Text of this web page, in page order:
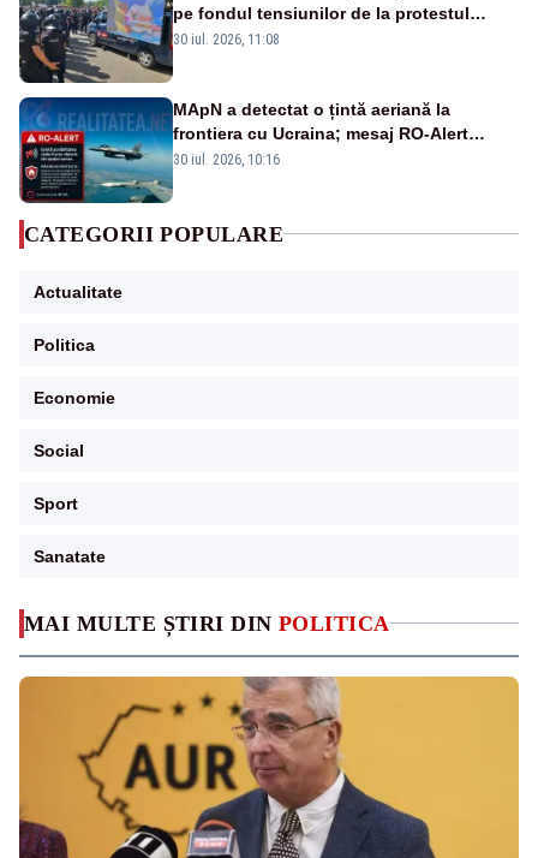
MAI MULTE ȘTIRI DIN POLITICA
pe fondul tensiunilor de la protestul
masiv al fermierilor - VIDEO
30 iul. 2026, 11:08
MApN a detectat o țintă aeriană la
frontiera cu Ucraina; mesaj RO-Alert
transmis în județul Tulcea
30 iul. 2026, 10:16
CATEGORII POPULARE
Actualitate
Politica
Economie
Social
Sport
Sanatate